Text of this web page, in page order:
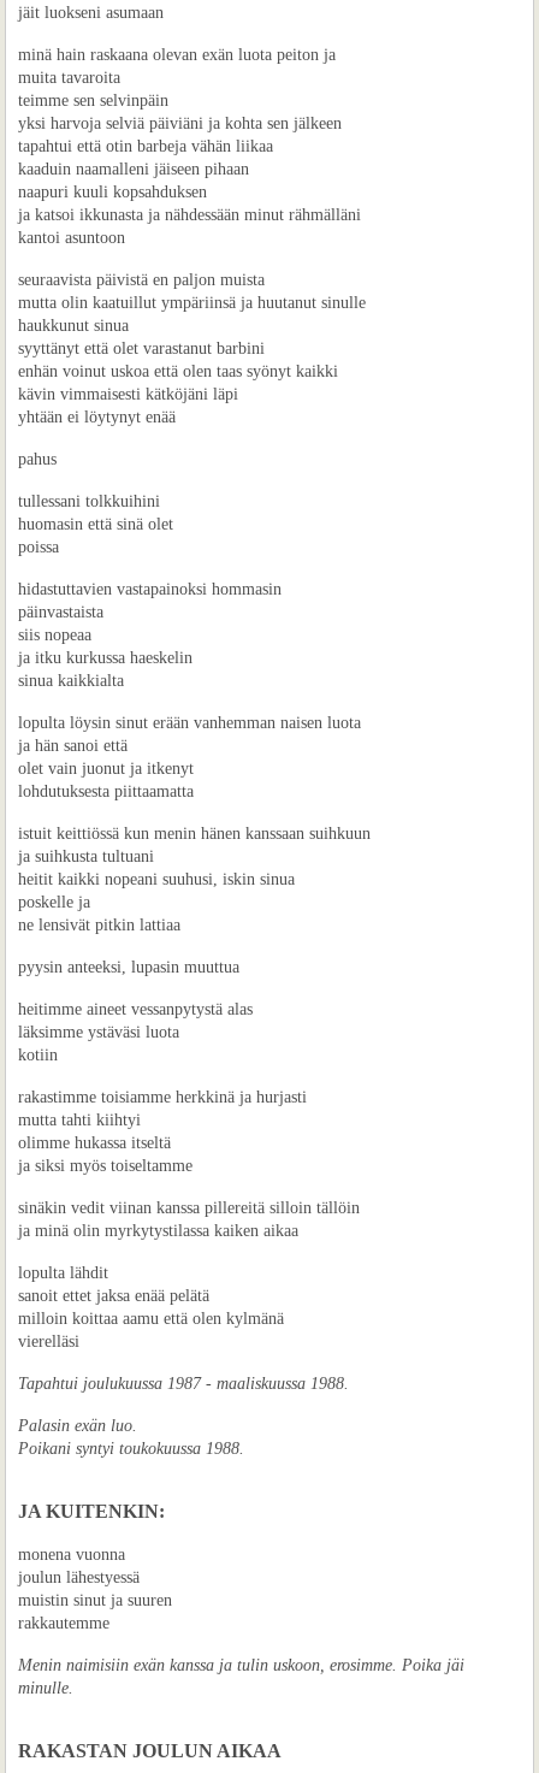
jäit luokseni asumaan
minä hain raskaana olevan exän luota peiton ja
muita tavaroita
teimme sen selvinpäin
yksi harvoja selviä päiviäni ja kohta sen jälkeen
tapahtui että otin barbeja vähän liikaa
kaaduin naamalleni jäiseen pihaan
naapuri kuuli kopsahduksen
ja katsoi ikkunasta ja nähdessään minut rähmälläni
kantoi asuntoon
seuraavista päivistä en paljon muista
mutta olin kaatuillut ympäriinsä ja huutanut sinulle
haukkunut sinua
syyttänyt että olet varastanut barbini
enhän voinut uskoa että olen taas syönyt kaikki
kävin vimmaisesti kätköjäni läpi
yhtään ei löytynyt enää
pahus
tullessani tolkkuihini
huomasin että sinä olet
poissa
hidastuttavien vastapainoksi hommasin
päinvastaista
siis nopeaa
ja itku kurkussa haeskelin
sinua kaikkialta
lopulta löysin sinut erään vanhemman naisen luota
ja hän sanoi että
olet vain juonut ja itkenyt
lohdutuksesta piittaamatta
istuit keittiössä kun menin hänen kanssaan suihkuun
ja suihkusta tultuani
heitit kaikki nopeani suuhusi, iskin sinua
poskelle ja
ne lensivät pitkin lattiaa
pyysin anteeksi, lupasin muuttua
heitimme aineet vessanpytystä alas
läksimme ystäväsi luota
kotiin
rakastimme toisiamme herkkinä ja hurjasti
mutta tahti kiihtyi
olimme hukassa itseltä
ja siksi myös toiseltamme
sinäkin vedit viinan kanssa pillereitä silloin tällöin
ja minä olin myrkytystilassa kaiken aikaa
lopulta lähdit
sanoit ettet jaksa enää pelätä
milloin koittaa aamu että olen kylmänä
vierelläsi
Tapahtui joulukuussa 1987 - maaliskuussa 1988.
Palasin exän luo.
Poikani syntyi toukokuussa 1988.
JA KUITENKIN:
monena vuonna
joulun lähestyessä
muistin sinut ja suuren
rakkautemme
Menin naimisiin exän kanssa ja tulin uskoon, erosimme. Poika jäi
minulle.
RAKASTAN JOULUN AIKAA